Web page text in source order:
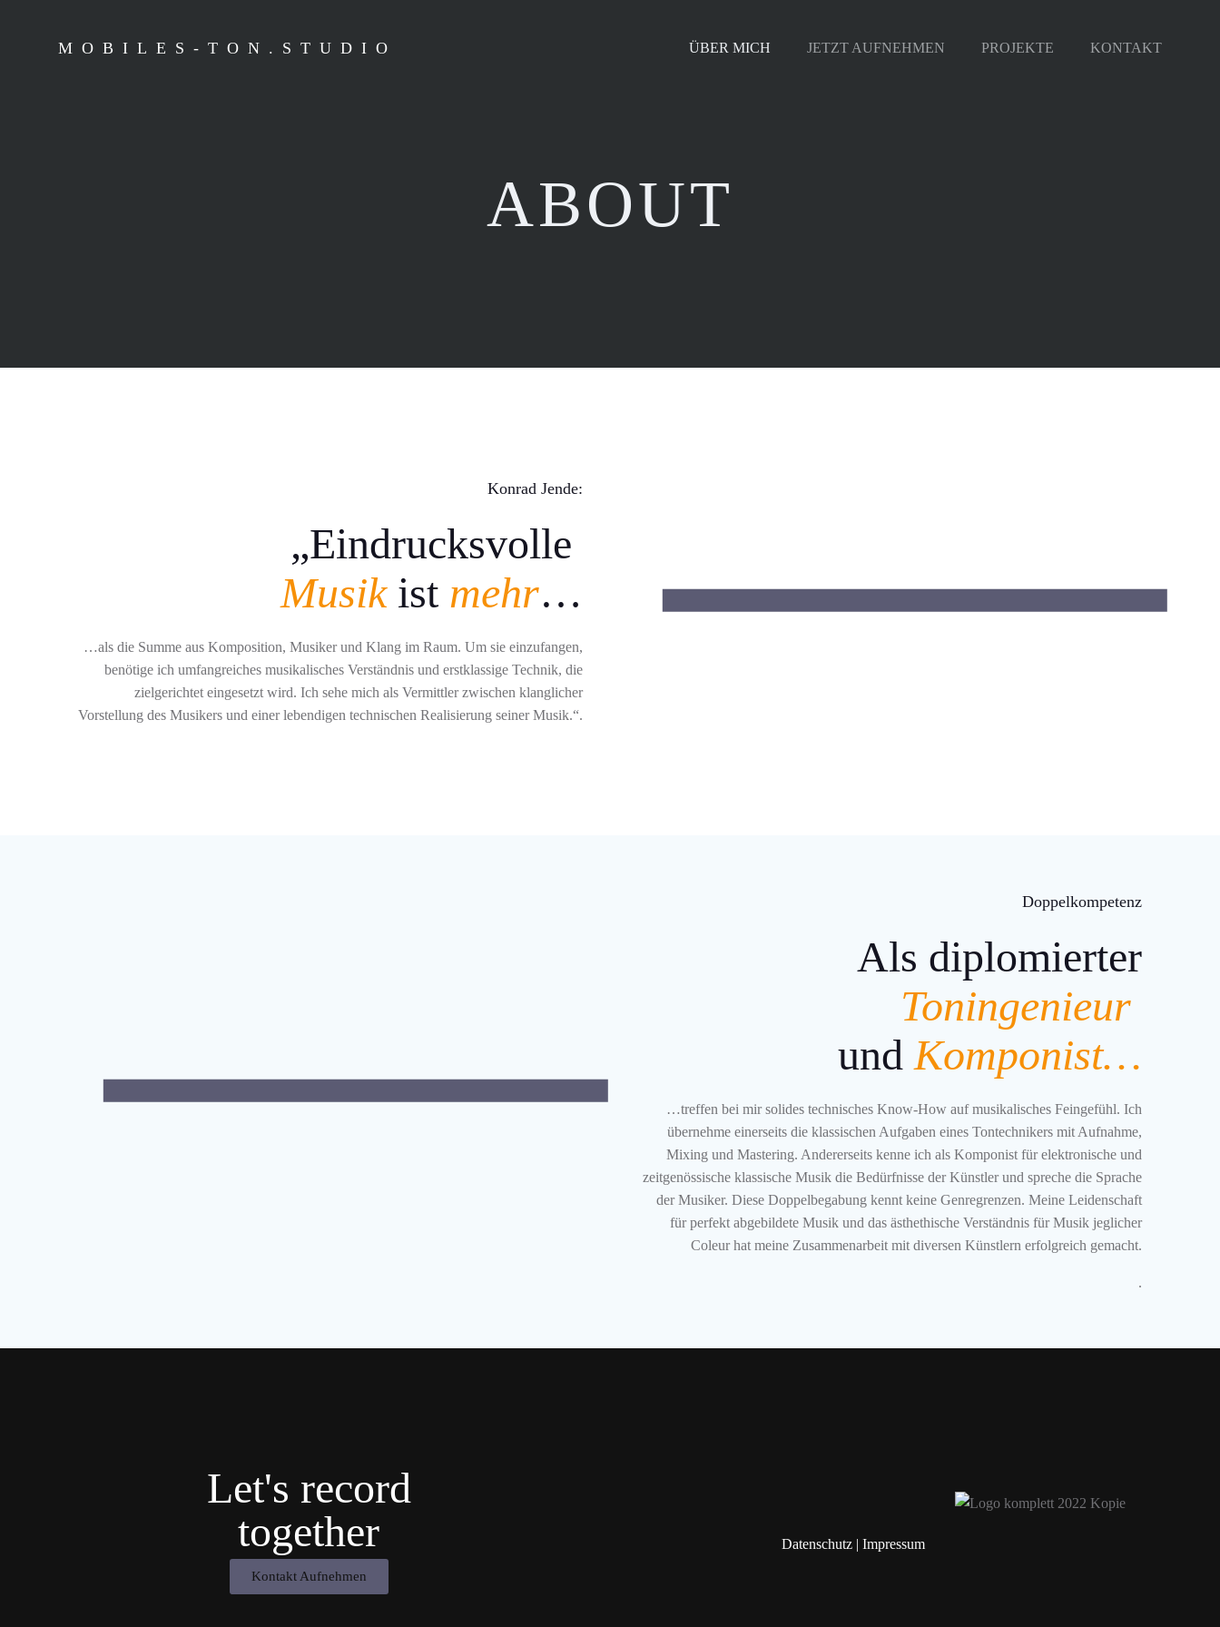
MOBILES-TON.STUDIO ÜBER MICH JETZT AUFNEHMEN PROJEKTE KONTAKT
ABOUT
Konrad Jende:
„Eindrucksvolle
Musikist mehr…
…als die Summe aus Komposition, Musiker und Klang im Raum. Um sie einzufangen,
benötige ich umfangreiches musikalisches Verständnis und erstklassige Technik, die
zielgerichtet eingesetzt wird. Ich sehe mich als Vermittler zwischen klanglicher
Vorstellung des Musikers und einer lebendigen technischen Realisierung seiner Musik.“.
Doppelkompetenz
Als diplomierter
Toningenieur
undKomponist…
…treffen bei mir solides technisches Know-How auf musikalisches Feingefühl. Ich
übernehme einerseits die klassischen Aufgaben eines Tontechnikers mit Aufnahme,
Mixing und Mastering. Andererseits kenne ich als Komponist für elektronische und
zeitgenössische klassische Musik die Bedürfnisse der Künstler und spreche die Sprache
der Musiker. Diese Doppelbegabung kennt keine Genregrenzen. Meine Leidenschaft
für perfekt abgebildete Musik und das ästhethische Verständnis für Musik jeglicher
Coleur hat meine Zusammenarbeit mit diversen Künstlern erfolgreich gemacht.
.
Let's record
together
Kontakt Aufnehmen
Datenschutz | Impressum